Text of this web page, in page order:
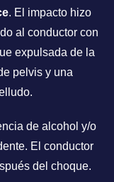
. El impacto hizo
al conductor con
expulsada de la
pelvis y una
de alcohol y/o
El conductor
del choque.